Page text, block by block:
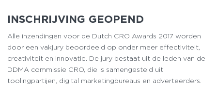
INSCHRIJVING GEOPEND
Alle inzendingen voor de Dutch CRO Awards 2017 worden
door een vakjury beoordeeld op onder meer effectiviteit,
creativiteit en innovatie. De jury bestaat uit de leden van de
DDMA commissie CRO, die is samengesteld uit
toolingpartijen, digital marketingbureaus en adverteerders.